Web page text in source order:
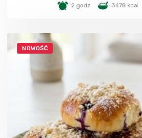
2 godz. 3478 kcal
NOWOŚĆ